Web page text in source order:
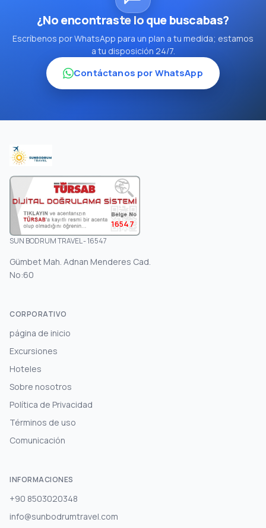
¿No encontraste lo que buscabas?
Escríbenos por WhatsApp para un plan a tu medida; estamos
a tu disposición 24/7.
Contáctanos por WhatsApp
16547
SUN BODRUM TRAVEL - 16547
Gümbet Mah. Adnan Menderes Cad.
No:60
CORPORATIVO
página de inicio
Excursiones
Hoteles
Sobre nosotros
Política de Privacidad
Términos de uso
Comunicación
INFORMACIONES
+90 8503020348
info@sunbodrumtravel.com